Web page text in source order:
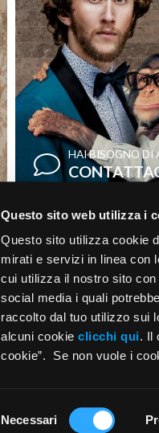
Questo sito web utilizza i
Questo sito utilizza cookie
mirati e servizi in linea con
cui utilizza il nostro sito
social media i quali
raccolto dal tuo utilizzo sui
alcuni cookieclicchi qui. Il
cookie”. Se non vuole i
Necessari
HAI BISOGNO DI